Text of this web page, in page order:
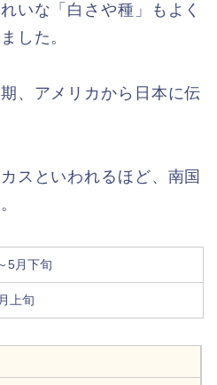
いな「白さや種」もよく
した。
、アメリカから日本に伝
スといわれるほど、南国
5月下旬
上旬